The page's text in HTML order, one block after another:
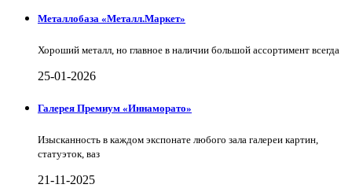
Металлобаза «Металл.Маркет»
Хороший металл, но главное в наличии большой ассортимент всегда
25-01-2026
Галерея Премиум «Иннаморато»
Изысканность в каждом экспонате любого зала галереи картин,
статуэток, ваз
21-11-2025